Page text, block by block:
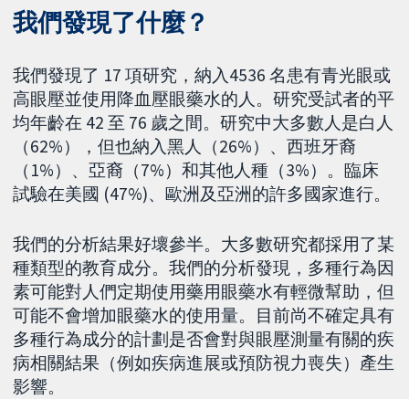
我們發現了什麼？
我們發現了 17 項研究，納入4536 名患有青光眼或
高眼壓並使用降血壓眼藥水的人。研究受試者的平
均年齡在 42 至 76 歲之間。研究中大多數人是白人
（62%），但也納入黑人（26%）、西班牙裔
（1%）、亞裔（7%）和其他人種（3%）。臨床
試驗在美國 (47%)、歐洲及亞洲的許多國家進行。
我們的分析結果好壞參半。大多數研究都採用了某
種類型的教育成分。我們的分析發現，多種行為因
素可能對人們定期使用藥用眼藥水有輕微幫助，但
可能不會增加眼藥水的使用量。目前尚不確定具有
多種行為成分的計劃是否會對與眼壓測量有關的疾
病相關結果（例如疾病進展或預防視力喪失）產生
影響。